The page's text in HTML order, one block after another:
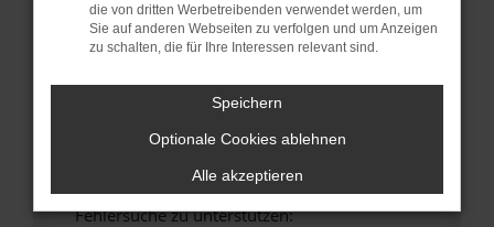
Sicherheitsrisiko, sondern kann auch dazu
führen, dass bestimmte Funktionen nicht mehr
unterstützt werden.
Wende dich an den Webseitenbetreiber.
Wenn du alle oben genannten Schritte versucht
hast, kontaktiere uns bitte. Wir werden
versuchen, das Problem zu beheben. Du kannst
uns diesen Text schicken, um uns bei der
Fehlersuche zu unterstützen:
die von dritten Werbetreibenden verwendet werden, um
Sie auf anderen Webseiten zu verfolgen und um Anzeigen
zu schalten, die für Ihre Interessen relevant sind.
Speichern
Optionale Cookies ablehnen
Alle akzeptieren